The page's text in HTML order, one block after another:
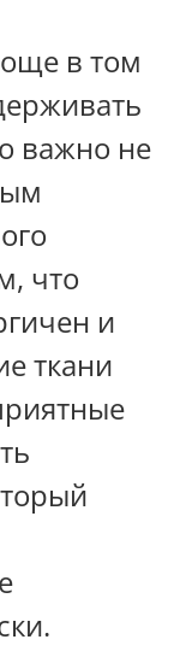
в том
важно не
что
и
ткани